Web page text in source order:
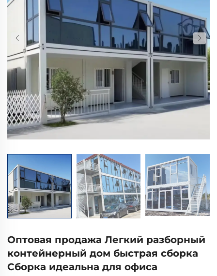
Оптовая продажа Легкий разборный
контейнерный дом быстрая сборка
Сборка идеальна для офиса